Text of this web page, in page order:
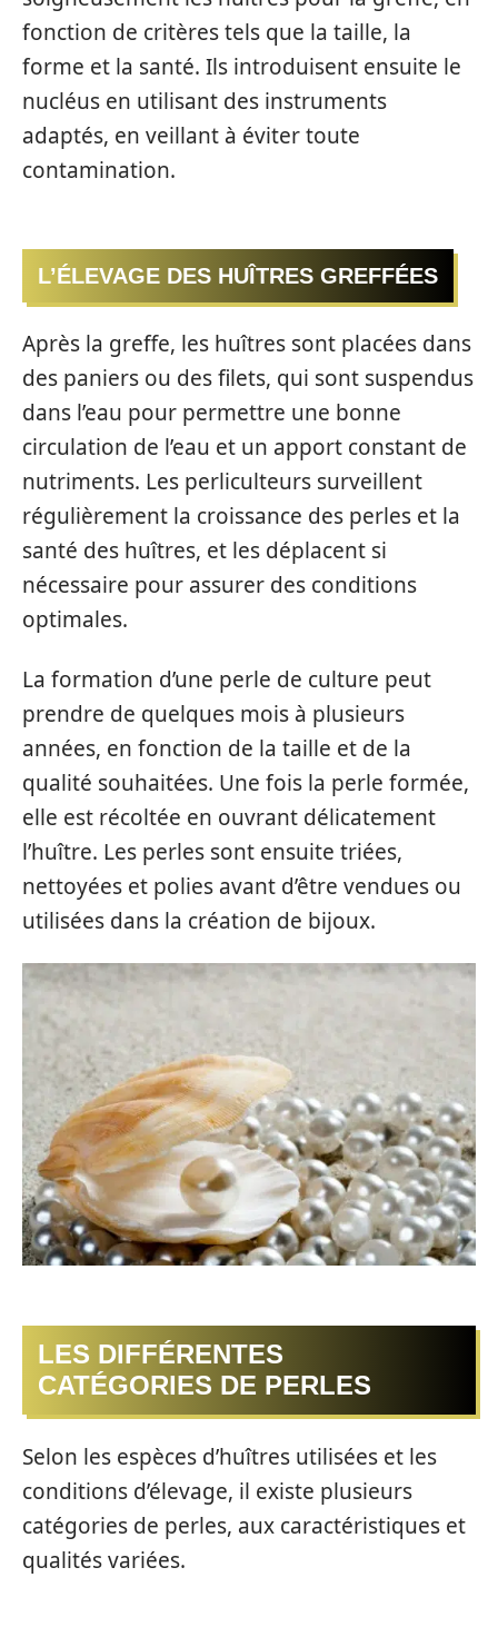
fonction de critères tels que la taille, la
forme et la santé. Ils introduisent ensuite le
nucléus en utilisant des instruments
adaptés, en veillant à éviter toute
contamination.
L’ÉLEVAGE DES HUÎTRES GREFFÉES
Après la greffe, les huîtres sont placées dans
des paniers ou des filets, qui sont suspendus
dans l’eau pour permettre une bonne
circulation de l’eau et un apport constant de
nutriments. Les perliculteurs surveillent
régulièrement la croissance des perles et la
santé des huîtres, et les déplacent si
nécessaire pour assurer des conditions
optimales.
La formation d’une perle de culture peut
prendre de quelques mois à plusieurs
années, en fonction de la taille et de la
qualité souhaitées. Une fois la perle formée,
elle est récoltée en ouvrant délicatement
l’huître. Les perles sont ensuite triées,
nettoyées et polies avant d’être vendues ou
utilisées dans la création de bijoux.
LES DIFFÉRENTES
CATÉGORIES DE PERLES
Selon les espèces d’huîtres utilisées et les
conditions d’élevage, il existe plusieurs
catégories de perles, aux caractéristiques et
qualités variées.